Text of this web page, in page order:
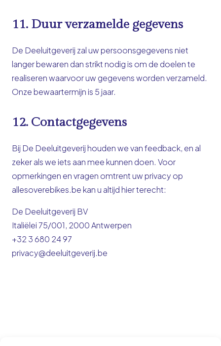
11. Duur verzamelde gegevens
De Deeluitgeverij zal uw persoonsgegevens niet
langer bewaren dan strikt nodig is om de doelen te
realiseren waarvoor uw gegevens worden verzameld.
Onze bewaartermijn is 5 jaar.
12. Contactgegevens
Bij De Deeluitgeverij houden we van feedback, en al
zeker als we iets aan mee kunnen doen. Voor
opmerkingen en vragen omtrent uw privacy op
allesoverebikes.be kan u altijd hier terecht:
De Deeluitgeverij BV
Italiëlei 75/001, 2000 Antwerpen
+32 3 680 24 97
privacy@deeluitgeverij.be